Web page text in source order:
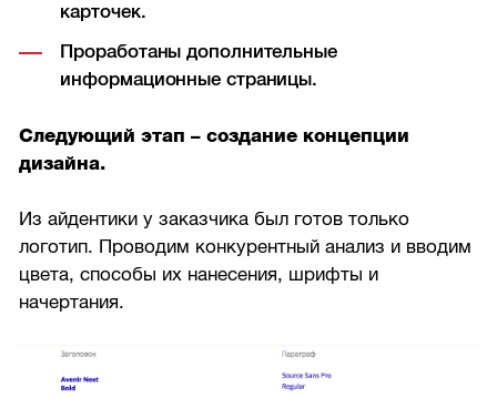
карточек.
Проработаны дополнительные
информационные страницы.
Следующий этап – создание концепции
дизайна.
Из айдентики у заказчика был готов только
логотип. Проводим конкурентный анализ и вводим
цвета, способы их нанесения, шрифты и
начертания.